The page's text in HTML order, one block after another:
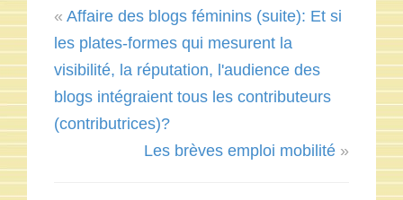
« Affaire des blogs féminins (suite): Et si
les plates-formes qui mesurent la
visibilité, la réputation, l'audience des
blogs intégraient tous les contributeurs
(contributrices)?
Les brèves emploi mobilité »